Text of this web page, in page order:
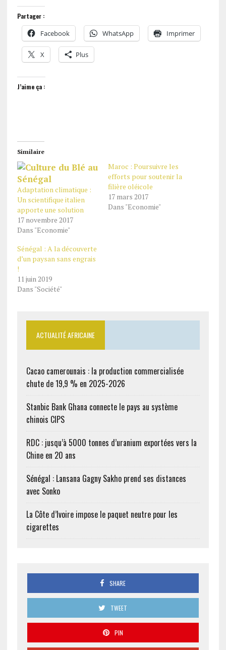
Partager :
Facebook WhatsApp Imprimer
X Plus
J’aime ça :
Similaire
Adaptation climatique :
Un scientifique italien
apporte une solution
17 novembre 2017
Dans "Economie"
Maroc : Poursuivre les
efforts pour soutenir la
filière oléicole
17 mars 2017
Dans "Economie"
Sénégal : A la découverte
d’un paysan sans engrais
!
11 juin 2019
Dans "Société"
ACTUALITÉ AFRICAINE
Cacao camerounais : la production commercialisée
chute de 19,9 % en 2025-2026
Stanbic Bank Ghana connecte le pays au système
chinois CIPS
RDC : jusqu’à 5000 tonnes d’uranium exportées vers la
Chine en 20 ans
Sénégal : Lansana Gagny Sakho prend ses distances
avec Sonko
La Côte d’Ivoire impose le paquet neutre pour les
cigarettes
SHARE
TWEET
PIN